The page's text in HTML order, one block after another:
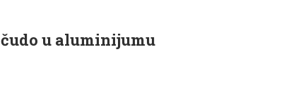
u aluminijumu